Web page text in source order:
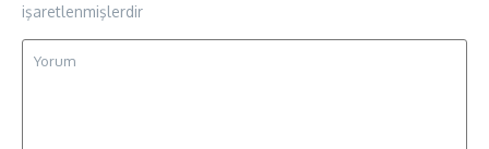
işaretlenmişlerdir